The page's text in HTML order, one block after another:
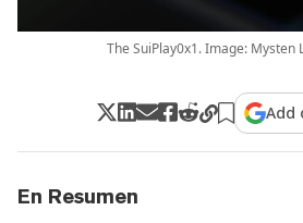
The SuiPlay0x1. Image: Mysten
Add
En Resumen